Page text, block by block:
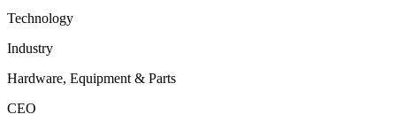
Technology
Industry
Hardware, Equipment & Parts
CEO